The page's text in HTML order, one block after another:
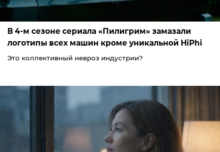
В 4-м сезоне сериала «Пилигрим» замазали
логотипы всех машин кроме уникальной HiPhi
Это коллективный невроз индустрии?